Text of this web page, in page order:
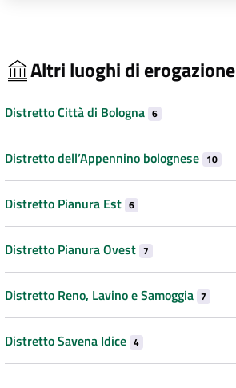
Altri luoghi di erogazione
Distretto Città di Bologna 6
Distretto dell’Appennino bolognese 10
Distretto Pianura Est 6
Distretto Pianura Ovest 7
Distretto Reno, Lavino e Samoggia 7
Distretto Savena Idice 4